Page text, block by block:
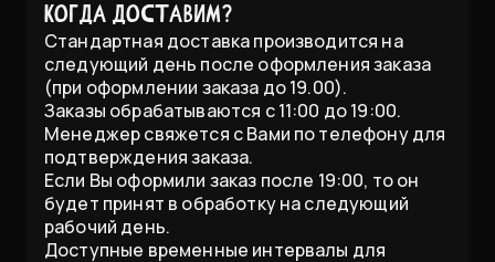
Когда доставим?
Стандартная доставка производится на
следующий день после оформления заказа
(при оформлении заказа до 19.00).
Заказы обрабатываются с 11:00 до 19:00.
Менеджер свяжется с Вами по телефону для
подтверждения заказа.
Если Вы оформили заказ после 19:00, то он
будет принят в обработку на следующий
рабочий день.
Доступные временные интервалы для